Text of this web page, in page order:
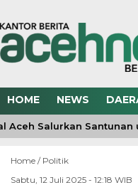
HOME NEWS
Aceh Salurkan Santunan
Home / Politik
Sabtu, 12 Juli 2025 - 12:18 WIB